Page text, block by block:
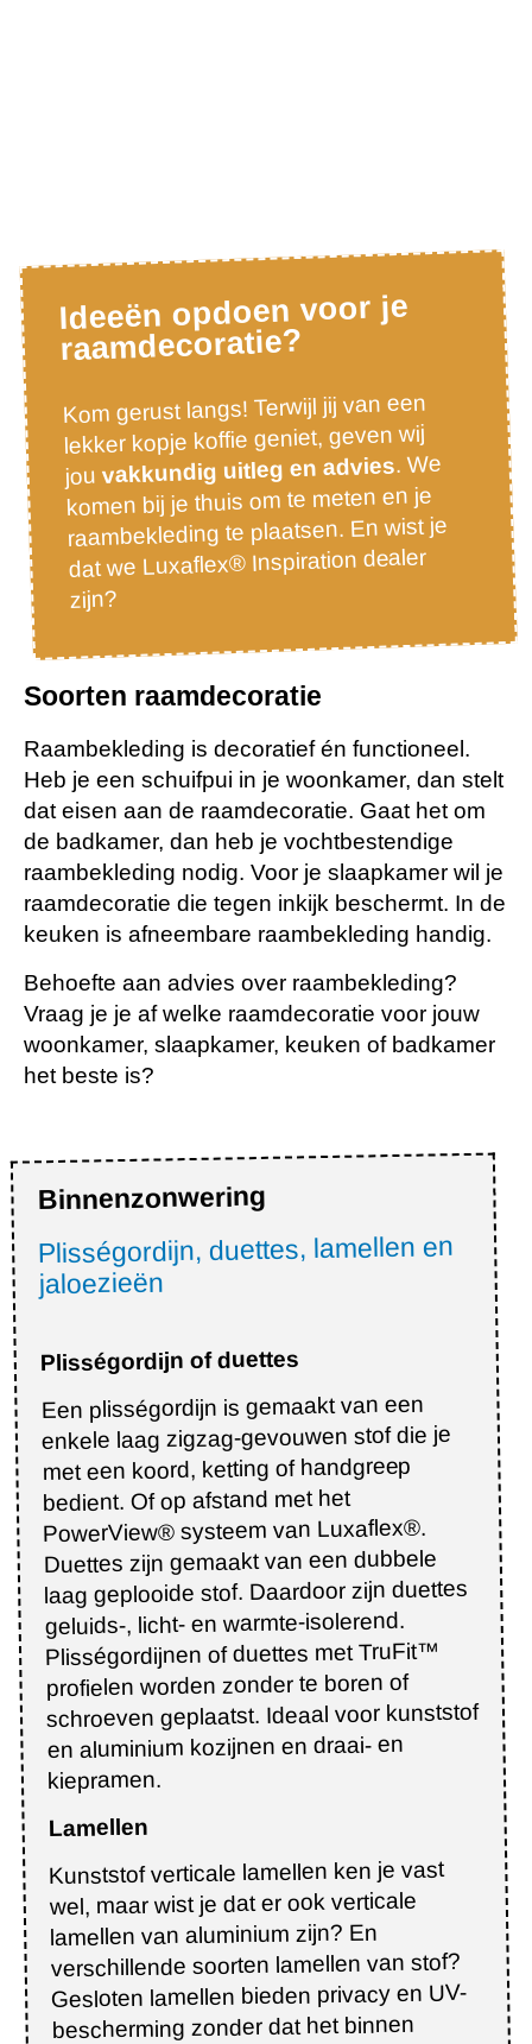
Ideeën opdoen voor je
raamdecoratie?
Kom gerust langs! Terwijl jij van een
lekker kopje koffie geniet, geven wij
jouvakkundig uitleg en advies. We
komen bij je thuis om te meten en je
raambekleding te plaatsen. En wist je
dat we Luxaflex® Inspiration dealer
zijn?
Soorten raamdecoratie
Raambekleding is decoratief én functioneel.
Heb je een schuifpui in je woonkamer, dan stelt
dat eisen aan de raamdecoratie. Gaat het om
de badkamer, dan heb je vochtbestendige
raambekleding nodig. Voor je slaapkamer wil je
raamdecoratie die tegen inkijk beschermt. In de
keuken is afneembare raambekleding handig.
Behoefte aan advies over raambekleding?
Vraag je je af welke raamdecoratie voor jouw
woonkamer, slaapkamer, keuken of badkamer
het beste is?
Binnenzonwering
Plisségordijn, duettes, lamellen en
jaloezieën
Plisségordijn of duettes
Een plisségordijn is gemaakt van een
enkele laag zigzag-gevouwen stof die je
met een koord, ketting of handgreep
bedient. Of op afstand met het
PowerView® systeem van Luxaflex®.
Duettes zijn gemaakt van een dubbele
laag geplooide stof. Daardoor zijn duettes
geluids-, licht- en warmte-isolerend.
Plisségordijnen of duettes met TruFit™
profielen worden zonder te boren of
schroeven geplaatst. Ideaal voor kunststof
en aluminium kozijnen en draai- en
kiepramen.
Lamellen
Kunststof verticale lamellen ken je vast
wel, maar wist je dat er ook verticale
lamellen van aluminium zijn? En
verschillende soorten lamellen van stof?
Gesloten lamellen bieden privacy en UV-
bescherming zonder dat het binnen